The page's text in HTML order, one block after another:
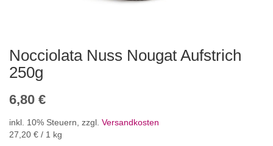
Nocciolata Nuss Nougat Aufstrich
250g
6,80 €
inkl. 10% Steuern, zzgl. Versandkosten
27,20 € / 1 kg